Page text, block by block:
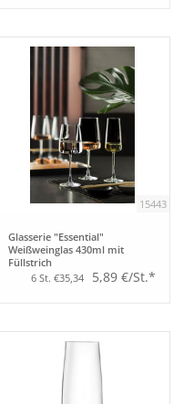
15443
Glasserie "Essential"
Weißweinglas 430ml mit
Füllstrich
6 St. €35,34
5,89 €/St.*